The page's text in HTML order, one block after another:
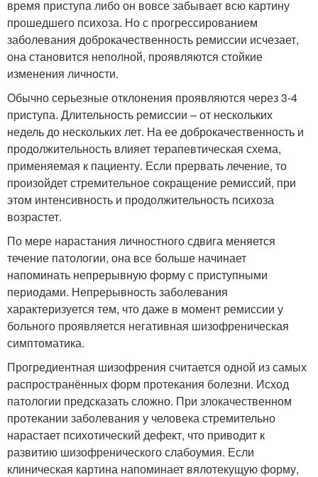
время приступа либо он вовсе забывает всю картину
прошедшего психоза. Но с прогрессированием
заболевания доброкачественность ремиссии исчезает,
она становится неполной, проявляются стойкие
изменения личности.
Обычно серьезные отклонения проявляются через 3-4
приступа. Длительность ремиссии – от нескольких
недель до нескольких лет. На ее доброкачественность и
продолжительность влияет терапевтическая схема,
применяемая к пациенту. Если прервать лечение, то
произойдет стремительное сокращение ремиссий, при
этом интенсивность и продолжительность психоза
возрастет.
По мере нарастания личностного сдвига меняется
течение патологии, она все больше начинает
напоминать непрерывную форму с приступными
периодами. Непрерывность заболевания
характеризуется тем, что даже в момент ремиссии у
больного проявляется негативная шизофреническая
симптоматика.
Прогредиентная шизофрения считается одной из самых
распространённых форм протекания болезни. Исход
патологии предсказать сложно. При злокачественном
протекании заболевания у человека стремительно
нарастает психотический дефект, что приводит к
развитию шизофренического слабоумия. Если
клиническая картина напоминает вялотекущую форму,